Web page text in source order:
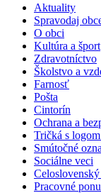
Aktuality
Spravodaj
O obci
Kultúra a šport
Zdravotníctvo
Školstvo a
Farnosť
Pošta
Cintorín
Ochrana a
Tričká s
Smútočné
Sociálne veci
Pracovné